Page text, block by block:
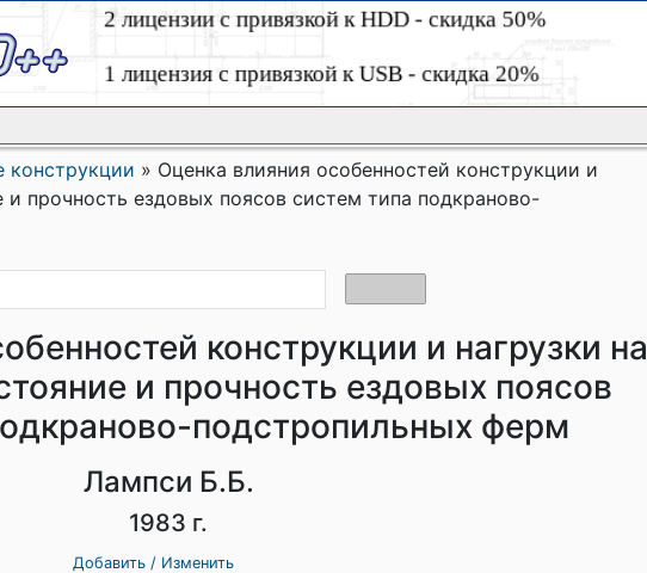
конструкции » Оценка влияния особенностей конструкции и
и прочность ездовых поясов систем типа подкраново-
конструкции и нагрузки на
и прочность ездовых поясов
подстропильных ферм
Лампси Б.Б.
1983 г.
Добавить / Изменить